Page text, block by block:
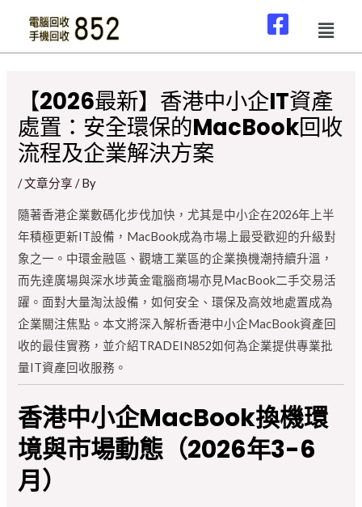
【2026最新】香港中小企IT資產
處置：安全環保的MacBook回收
流程及企業解決方案
/文章分享 / By
隨著香港企業數碼化步伐加快，尤其是中小企在2026年上半
年積極更新IT設備，MacBook成為市場上最受歡迎的升級對
象之一。中環金融區、觀塘工業區的企業換機潮持續升溫，
而先達廣場與深水埗黃金電腦商場亦見MacBook二手交易活
躍。面對大量淘汰設備，如何安全、環保及高效地處置成為
企業關注焦點。本文將深入解析香港中小企MacBook資產回
收的最佳實務，並介紹TRADEIN852如何為企業提供專業批
量IT資產回收服務。
香港中小企MacBook換機環
境與市場動態（2026年3-6
月）